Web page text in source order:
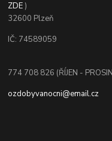
ZDE)
32600 Plzeň
IČ: 74589059
774 708 826 (ŘÍJEN -
ozdobyvanocni@email.cz